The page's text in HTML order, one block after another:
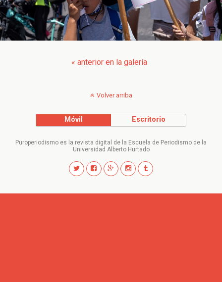
« anterior en la galería
Volver arriba
Móvil Escritorio
Puroperiodismo es la revista digital de la Escuela de Periodismo de la
Universidad Alberto Hurtado